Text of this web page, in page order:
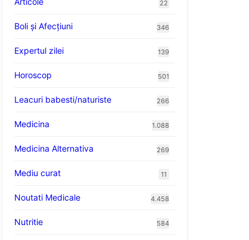
22
Boli și Afecțiuni 346
Expertul zilei 139
Horoscop 501
Leacuri babesti/naturiste 266
Medicina 1.088
Medicina Alternativa 269
Mediu curat 11
Noutati Medicale 4.458
Nutritie 584